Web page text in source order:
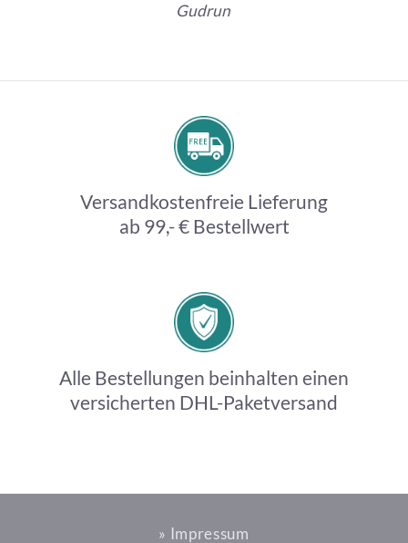
Gudrun
Versandkostenfreie Lieferung
ab 99,- € Bestellwert
Alle Bestellungen beinhalten einen
versicherten DHL-Paketversand
» Impressum